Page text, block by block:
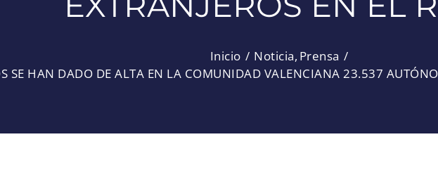
Inicio Noticia Prensa
SE HAN DADO DE ALTA EN LA COMUNIDAD VALENCIANA 23.537